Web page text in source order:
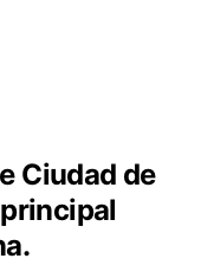
Ciudad de